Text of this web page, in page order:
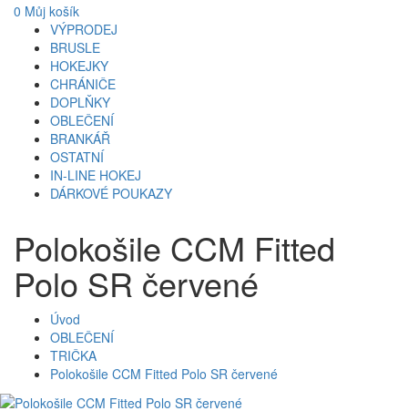
0 Můj košík
VÝPRODEJ
BRUSLE
HOKEJKY
CHRÁNIČE
DOPLŇKY
OBLEČENÍ
BRANKÁŘ
OSTATNÍ
IN-LINE HOKEJ
DÁRKOVÉ POUKAZY
Polokošile CCM Fitted
Polo SR červené
Úvod
OBLEČENÍ
TRIČKA
Polokošile CCM Fitted Polo SR červené